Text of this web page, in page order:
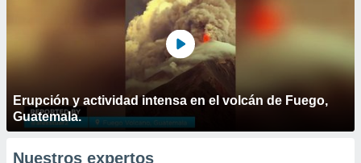
Erupción y actividad intensa en el volcán de Fuego,
Guatemala.
Nuestros expertos